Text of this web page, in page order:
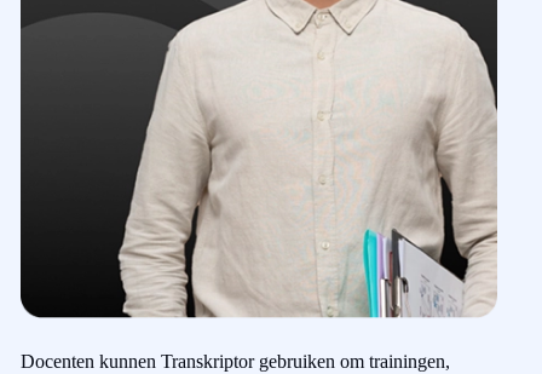
Docenten kunnen Transkriptor gebruiken om trainingen,